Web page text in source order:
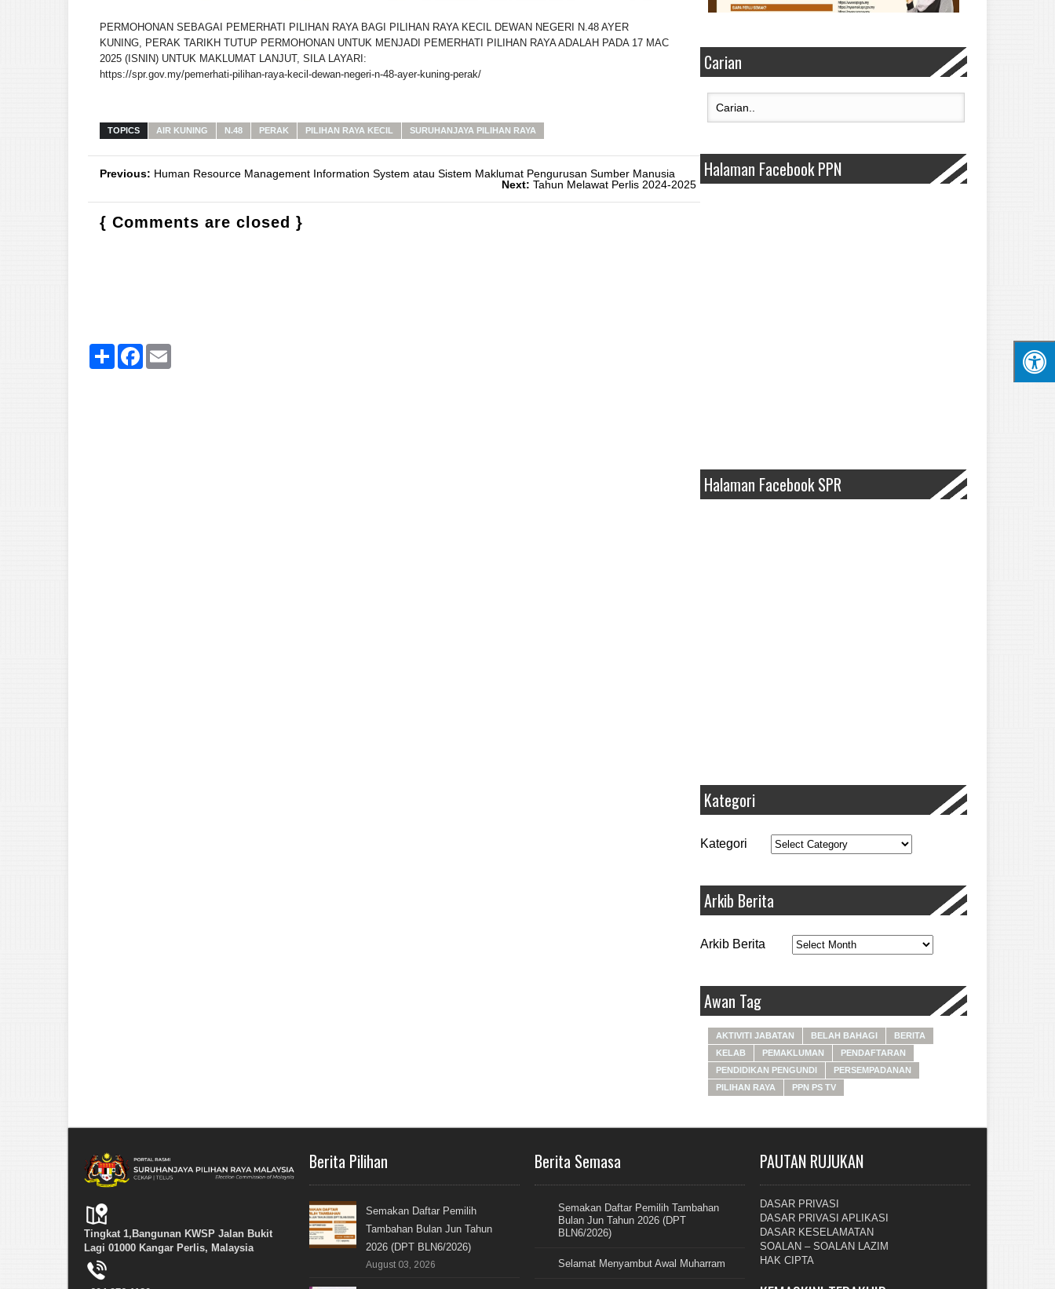
PERMOHONAN SEBAGAI PEMERHATI PILIHAN RAYA BAGI PILIHAN RAYA KECIL DEWAN NEGERI N.48 AYER
KUNING, PERAK TARIKH TUTUP PERMOHONAN UNTUK MENJADI PEMERHATI PILIHAN RAYA ADALAH PADA 17 MAC
2025 (ISNIN) UNTUK MAKLUMAT LANJUT, SILA LAYARI:
https://spr.gov.my/pemerhati-pilihan-raya-kecil-dewan-negeri-n-48-ayer-kuning-perak/
TOPICS AIR KUNING N.48 PERAK PILIHAN RAYA KECIL SURUHANJAYA PILIHAN RAYA
Previous: Human Resource Management Information System atau Sistem Maklumat Pengurusan Sumber Manusia
Next: Tahun Melawat Perlis 2024-2025
{ Comments are closed }
ShareFacebook
Carian
Halaman Facebook PPN
Halaman Facebook SPR
Kategori
Kategori
Arkib Berita
Arkib Berita
Awan Tag
AKTIVITI JABATAN BELAH BAHAGI
BERITA
KELAB
PEMAKLUMAN
PENDAFTARAN
PENDIDIKAN PENGUNDI
PERSEMPADANAN
PILIHAN RAYA
PPN PS TV
Tingkat 1,Bangunan KWSP Jalan Bukit
Lagi 01000 Kangar Perlis, Malaysia
Berita Pilihan
Semakan Daftar Pemilih
Tambahan Bulan Jun Tahun
2026 (DPT BLN6/2026)
August 03, 2026
Berita Semasa
Semakan Daftar Pemilih Tambahan
Bulan Jun Tahun 2026 (DPT
BLN6/2026)
Selamat Menyambut Awal Muharram
PAUTAN RUJUKAN
DASAR PRIVASI
DASAR PRIVASI APLIKASI
DASAR KESELAMATAN
SOALAN – SOALAN LAZIM
HAK CIPTA